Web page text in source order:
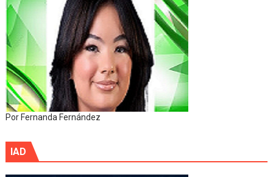
Por Fernanda Fernández
IAD